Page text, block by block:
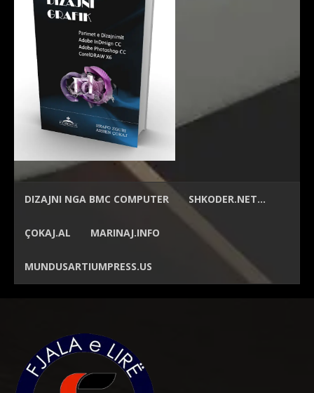
DIZAJNI NGA BMC COMPUTER SHKODER.NET…
ÇOKAJ.AL MARINAJ.INFO
MUNDUSARTIUMPRESS.US